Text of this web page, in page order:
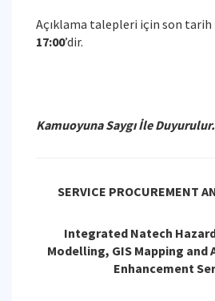
Açıklama talepleri için son tarih
17:00’dir.
Kamuoyuna Saygı İle Duyurulur.
SERVICE PROCUREMENT
Integrated Natech
Modelling, GIS Mapping and
Enhancement